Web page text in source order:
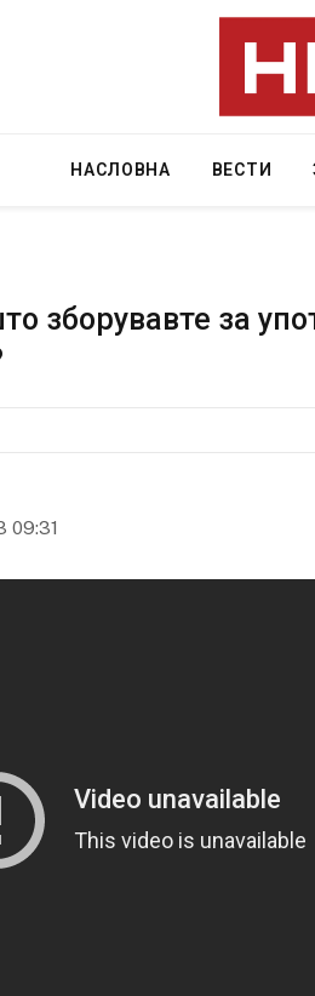
НАСЛОВНА ВЕСТИ
зборувавте за
09:31
Калимнос, Крит, …